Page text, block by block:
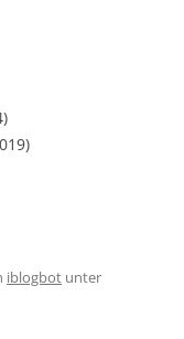
iblogbot unter